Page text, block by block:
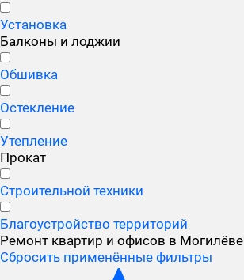
Установка
Балконы и лоджии
Обшивка
Остекление
Утепление
Прокат
Строительной техники
Благоустройство территорий
Ремонт квартир и офисов в Могилёве
Сбросить применённые фильтры